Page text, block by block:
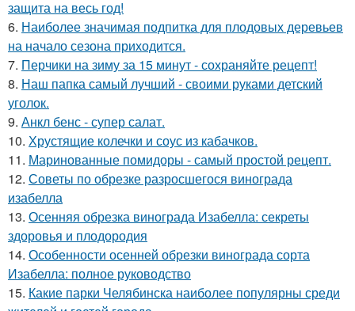
защита на весь год!
6. Наиболее значимая подпитка для плодовых деревьев
на начало сезона приходится.
7. Перчики на зиму за 15 минут - сохраняйте рецепт!
8. Наш папка самый лучший - своими руками детский
уголок.
9. Анкл бенс - супер салат.
10. Хрустящие колечки и соус из кабачков.
11. Маринованные помидоры - самый простой рецепт.
12. Советы по обрезке разросшегося винограда
изабелла
13. Осенняя обрезка винограда Изабелла: секреты
здоровья и плодородия
14. Особенности осенней обрезки винограда сорта
Изабелла: полное руководство
15. Какие парки Челябинска наиболее популярны среди